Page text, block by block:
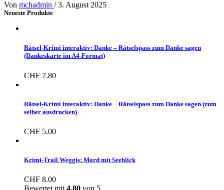
Von mchadmin /3. August 2025
Neueste Produkte
Rätsel-Krimi interaktiv: Danke – Rätselspass zum Danke sagen
(Dankeskarte im A4-Format)
CHF 7.80
Rätsel-Krimi interaktiv: Danke – Rätselspass zum Danke sagen (zum
selber ausdrucken)
CHF 5.00
Krimi-Trail Weggis: Mord mit Seeblick
CHF 8.00